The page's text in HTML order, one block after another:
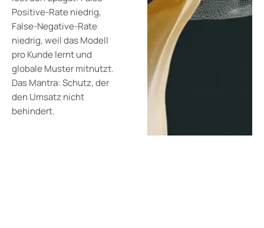
Positive-Rate niedrig,
False-Negative-Rate
niedrig, weil das Modell
pro Kunde lernt und
globale Muster mitnutzt.
Das Mantra: Schutz, der
den Umsatz nicht
behindert.